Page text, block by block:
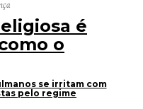
é
o
se irritam com
pelo regime